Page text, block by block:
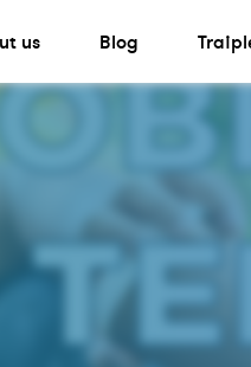
us Blog